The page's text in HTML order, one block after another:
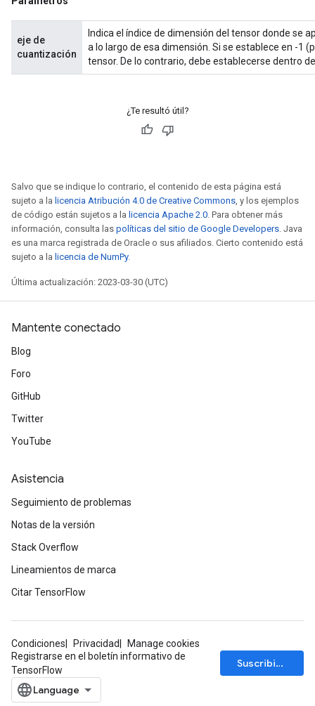
eje de
cuantización
Indica el índice de dimensión del tensor donde se
a lo largo de esa dimensión. Si se establece en -1
tensor. De lo contrario, debe establecerse dentro
¿Te resultó útil?
Salvo que se indique lo contrario, el contenido de esta página está
sujeto a la licencia Atribución 4.0 de Creative Commons, y los ejemplos
de código están sujetos a la licencia Apache 2.0. Para obtener más
información, consulta las políticas del sitio de Google Developers. Java
es una marca registrada de Oracle o sus afiliados. Cierto contenido está
sujeto a la licencia de NumPy.
Última actualización: 2023-03-30 (UTC)
Mantente conectado
Blog
Foro
GitHub
Twitter
YouTube
Asistencia
Seguimiento de problemas
Notas de la versión
Stack Overflow
Lineamientos de marca
Citar TensorFlow
Condiciones Privacidad
Manage cookies
Registrarse en el boletín informativo de
TensorFlow
Suscribirse